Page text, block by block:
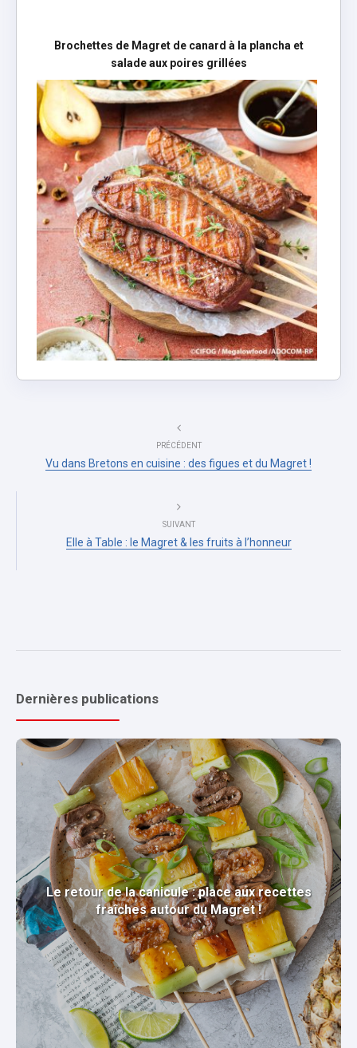
Brochettes de Magret de canard à la plancha et
salade aux poires grillées
PRÉCÉDENT
Vu dans Bretons en cuisine : des figues et du Magret !
SUIVANT
Elle à Table : le Magret & les fruits à l’honneur
Dernières publications
Le retour de la canicule : place aux recettes
fraîches autour du Magret !